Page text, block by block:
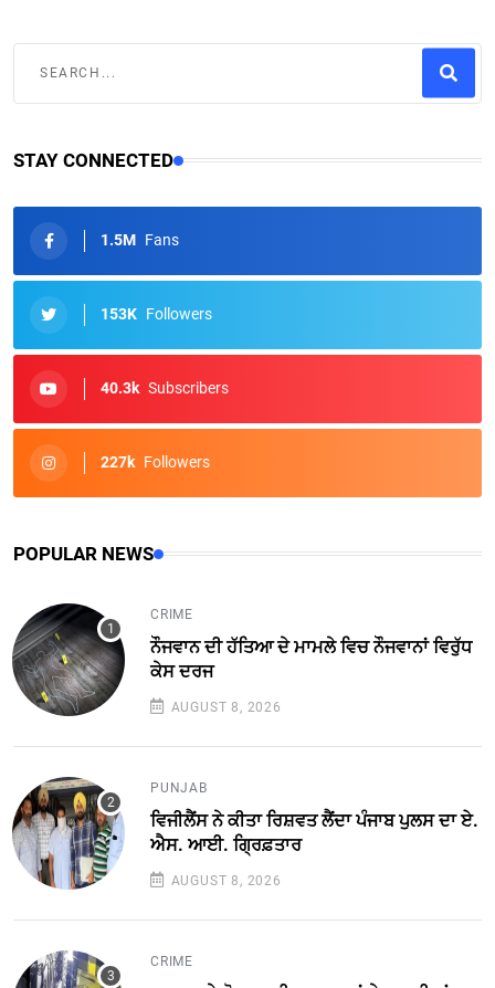
STAY CONNECTED
1.5M Fans
153K Followers
40.3k Subscribers
227k Followers
POPULAR NEWS
CRIME
ਨੌਜਵਾਨ ਦੀ ਹੱਤਿਆ ਦੇ ਮਾਮਲੇ ਵਿਚ ਨੌਜਵਾਨਾਂ ਵਿਰੁੱਧ
ਕੇਸ ਦਰਜ
AUGUST 8, 2026
PUNJAB
ਵਿਜੀਲੈਂਸ ਨੇ ਕੀਤਾ ਰਿਸ਼ਵਤ ਲੈਂਦਾ ਪੰਜਾਬ ਪੁਲਸ ਦਾ ਏ.
ਐਸ. ਆਈ. ਗ੍ਰਿਫ਼ਤਾਰ
AUGUST 8, 2026
CRIME